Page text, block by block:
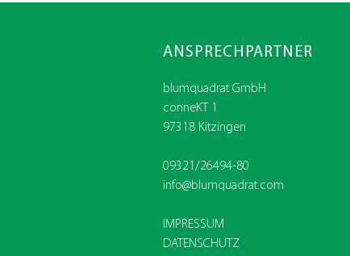
ANSPRECHPARTNER
blumquadrat GmbH
conneKT 1
97318 Kitzingen
09321/26494-80
info@blumquadrat.com
IMPRESSUM
DATENSCHUTZ